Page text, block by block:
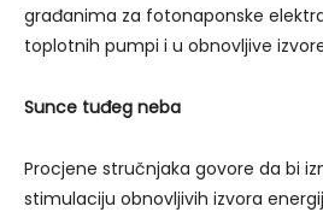
građanima za fotonaponske
toplotnih pumpi i u obnovljive
Sunce tuđeg neba
Procjene stručnjaka govore da bi
stimulaciju obnovljivih izvora